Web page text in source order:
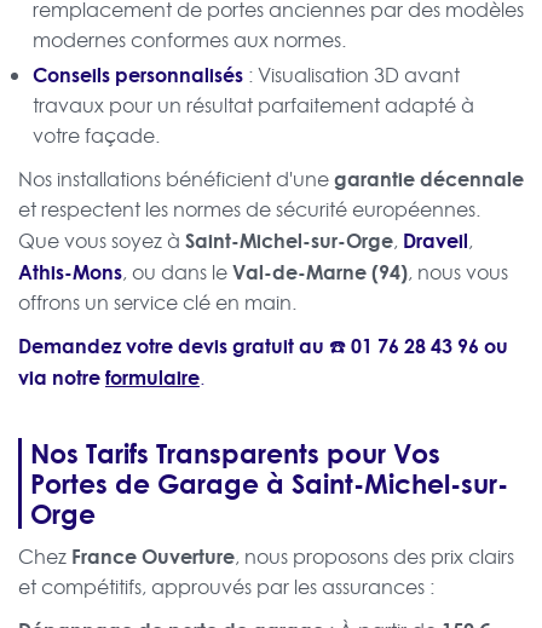
remplacement de portes anciennes par des modèles
modernes conformes aux normes.
Conseils personnalisés : Visualisation 3D avant
travaux pour un résultat parfaitement adapté à
votre façade.
Nos installations bénéficient d'unegarantie décennale
et respectent les normes de sécurité européennes.
Que vous soyez à Saint-Michel-sur-Orge, Draveil,
Athis-Mons, ou dans leVal-de-Marne (94), nous vous
offrons un service clé en main.
Demandez votre devis gratuit au ☎️01 76 28 43 96 ou
via notreformulaire.
Nos Tarifs Transparents pour Vos
Portes de Garage à Saint-Michel-sur-
Orge
Chez France Ouverture, nous proposons des prix clairs
et compétitifs, approuvés par les assurances :